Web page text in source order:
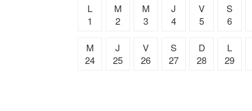
L
1
M
2
M
3
J
4
V
5
S
6
M
24
J
25
V
26
S
27
D
28
L
29